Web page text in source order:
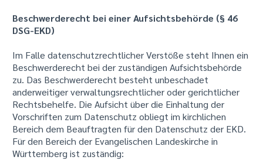
Beschwerderecht bei einer Aufsichtsbehörde (§ 46
DSG-EKD)
Im Falle datenschutzrechtlicher Verstöße steht Ihnen ein
Beschwerderecht bei der zuständigen Aufsichtsbehörde
zu. Das Beschwerderecht besteht unbeschadet
anderweitiger verwaltungsrechtlicher oder gerichtlicher
Rechtsbehelfe. Die Aufsicht über die Einhaltung der
Vorschriften zum Datenschutz obliegt im kirchlichen
Bereich dem Beauftragten für den Datenschutz der EKD.
Für den Bereich der Evangelischen Landeskirche in
Württemberg ist zuständig: